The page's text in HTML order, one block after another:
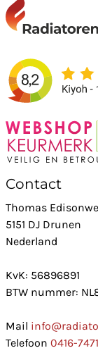
Contact
Thomas
5151 DJ Drunen
Nederland
KvK: 56896891
BTW nummer:
Mail
Telefoon 0416-